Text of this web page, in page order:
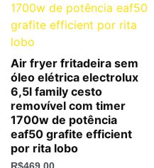
Air fryer fritadeira sem
óleo elétrica electrolux
6,5l family cesto
removível com timer
1700w de potência
eaf50 grafite efficient
por rita lobo